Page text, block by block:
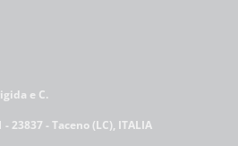
e C.
23837 - Taceno (LC), ITALIA